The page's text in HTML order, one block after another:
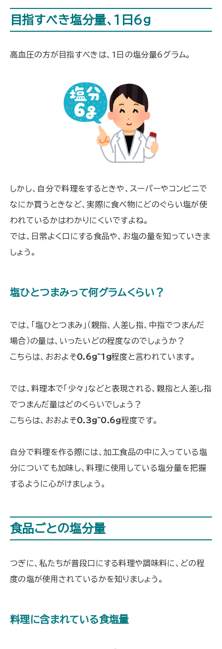
目指すべき塩分量、1日6g
高血圧の方が目指すべきは、1日の塩分量6グラム。
しかし、自分で料理をするときや、スーパーやコンビニで
なにか買うときなど、実際に食べ物にどのぐらい塩が使
われているかはわかりにくいですよね。
では、日常よく口にする食品や、お塩の量を知っていきま
しょう。
塩ひとつまみって何グラムくらい？
では、「塩ひとつまみ」（親指、人差し指、中指でつまんだ
場合）の量は、いったいどの程度なのでしょうか？
こちらは、おおよそ0.6g~1g程度と言われています。
では、料理本で「少々」などと表現される、親指と人差し指
でつまんだ量はどのくらいでしょう？
こちらは、おおよそ0.3g~0.6g程度です。
自分で料理を作る際には、加工食品の中に入っている塩
分についても加味し、料理に使用している塩分量を把握
するように心がけましょう。
食品ごとの塩分量
つぎに、私たちが普段口にする料理や調味料に、どの程
度の塩が使用されているかを知りましょう。
料理に含まれている食塩量